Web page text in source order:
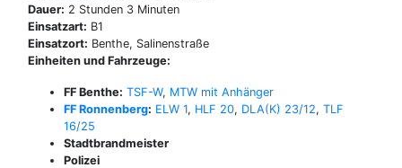
Dauer: 2 Stunden 3 Minuten
Einsatzart: B1
Einsatzort: Benthe, Salinenstraße
Einheiten und Fahrzeuge:
FF Benthe: TSF-W, MTW mit Anhänger
FF Ronnenberg: ELW 1, HLF 20, DLA(K) 23/12, TLF
16/25
Stadtbrandmeister
Polizei